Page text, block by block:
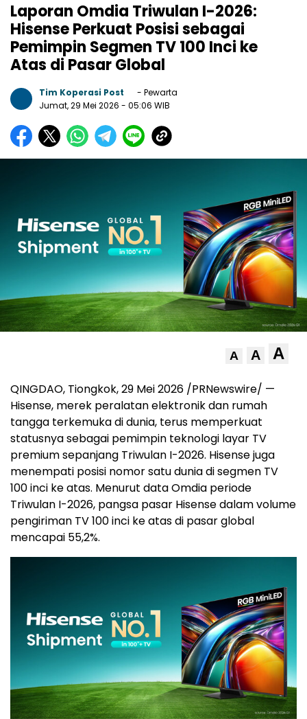
Laporan Omdia Triwulan I-2026:
Hisense Perkuat Posisi sebagai
Pemimpin Segmen TV 100 Inci ke
Atas di Pasar Global
Tim Koperasi Post
- Pewarta
Jumat, 29 Mei 2026 - 05:06 WIB
A A A
QINGDAO, Tiongkok, 29 Mei 2026 /PRNewswire/ —
Hisense, merek peralatan elektronik dan rumah
tangga terkemuka di dunia, terus memperkuat
statusnya sebagai pemimpin teknologi layar TV
premium sepanjang Triwulan I-2026. Hisense juga
menempati posisi nomor satu dunia di segmen TV
100 inci ke atas. Menurut data Omdia periode
Triwulan I-2026, pangsa pasar Hisense dalam volume
pengiriman TV 100 inci ke atas di pasar global
mencapai 55,2%.